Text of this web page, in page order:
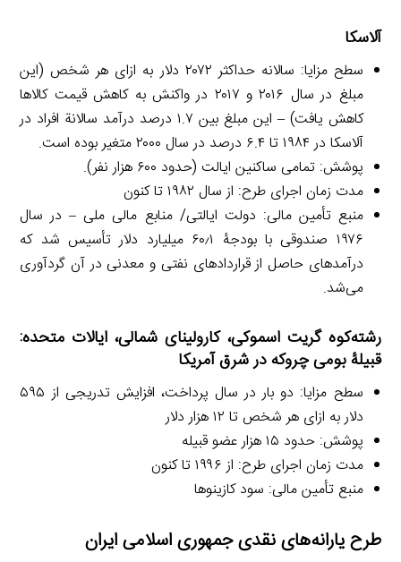
آلاسکا
سطح مزایا: سالانه حداکثر ۲۰۷۲ دلار به ازای هر شخص (این
مبلغ در سال ۲۰۱۶ و ۲۰۱۷ در واکنش به کاهش قیمت کالاها
کاهش یافت) – این مبلغ بین ۱.۷ درصد درآمد سالانة افراد در
آلاسکا در ۱۹۸۴ تا ۶.۴ درصد در سال ۲۰۰۰ متغیر بوده است.
پوشش: تمامی ساکنین ایالت (حدود ۶۰۰ هزار نفر).
مدت زمان اجرای طرح: از سال ۱۹۸۲ تا کنون
منبع تأمین مالی: دولت ایالتی/ منابع مالی ملی – در سال
۱۹۷۶ صندوقی با بودجۀ ۶۰٫۱ میلیارد دلار تأسیس شد که
درآمدهای حاصل از قراردادهای نفتی و معدنی در آن گردآوری
می‌شد.
رشته‌کوه گریت اسموکی، کارولینای شمالی، ایالات متحده:
قبیلۀ بومی چروکه در شرق آمریکا
سطح مزایا: دو بار در سال پرداخت، افزایش تدریجی از ۵۹۵
دلار به ازای هر شخص تا ۱۲ هزار دلار
پوشش: حدود ۱۵ هزار عضو قبیله
مدت زمان اجرای طرح: از ۱۹۹۶ تا کنون
منبع تأمین مالی: سود کازینوها
طرح یارانه‌های نقدی جمهوری اسلامی ایران